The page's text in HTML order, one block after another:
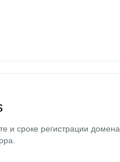
и сроке регистрации домена,